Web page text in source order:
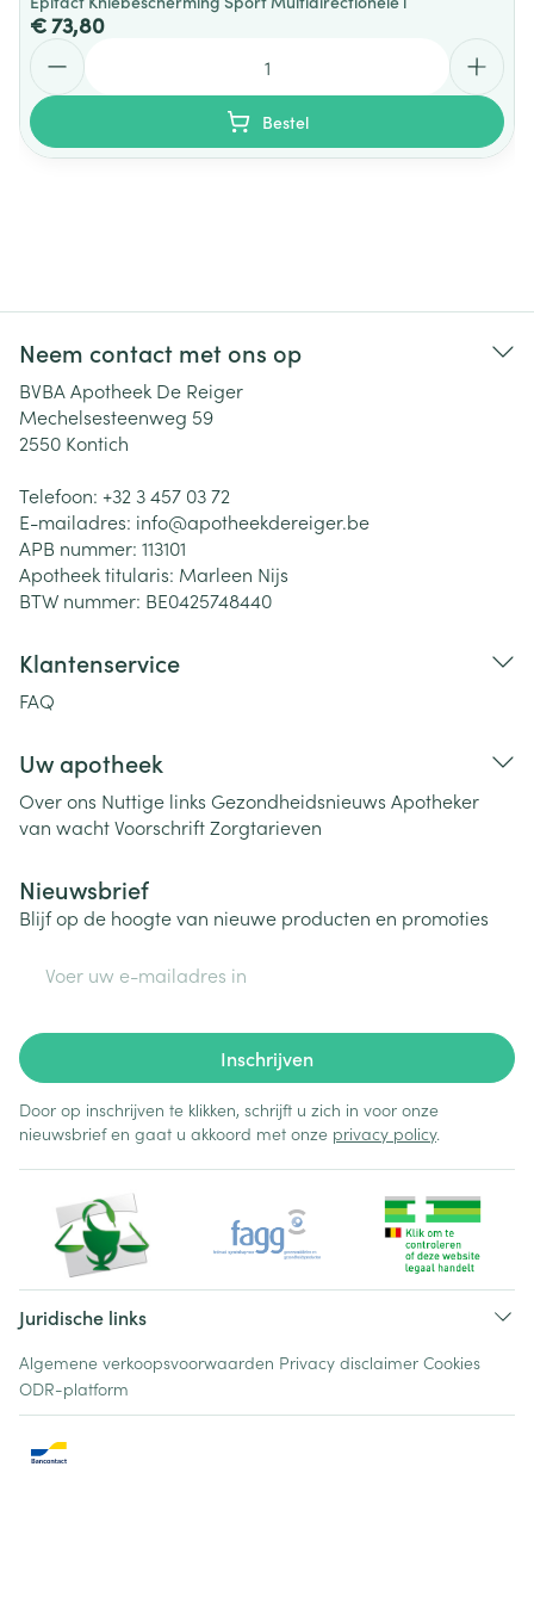
€ 73,80
Bestel
Neem contact met ons op
BVBA Apotheek De Reiger
Mechelsesteenweg 59
2550 Kontich
Telefoon: +32 3 457 03 72
E-mailadres: info@apotheekdereiger.be
APB nummer: 113101
Apotheek titularis: Marleen Nijs
BTW nummer: BE0425748440
Klantenservice
FAQ
Uw apotheek
Over ons Nuttige links Gezondheidsnieuws Apotheker
van wachtVoorschriftZorgtarieven
Nieuwsbrief
Blijf op de hoogte van nieuwe producten en promoties
Inschrijven
Door op inschrijven te klikken, schrijft u zich in voor onze
nieuwsbrief en gaat u akkoord met onze privacy policy.
Juridische links
Algemene verkoopsvoorwaarden Privacy disclaimer Cookies
ODR-platform